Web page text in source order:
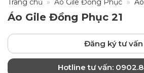
Trang chủ » Áo Gile Đồng Phục »
Áo Gile Đồng Phục 21
Đăng ký tư vấn
Hotline tư vấn: